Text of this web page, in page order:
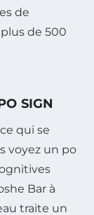
de
de 500
SIGN
qui se
voyez un po
Bar à
traite un